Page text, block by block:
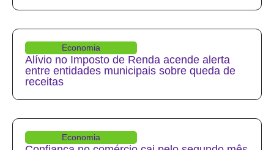
Economia
Alívio no Imposto de Renda acende alerta
entre entidades municipais sobre queda de
receitas
Economia